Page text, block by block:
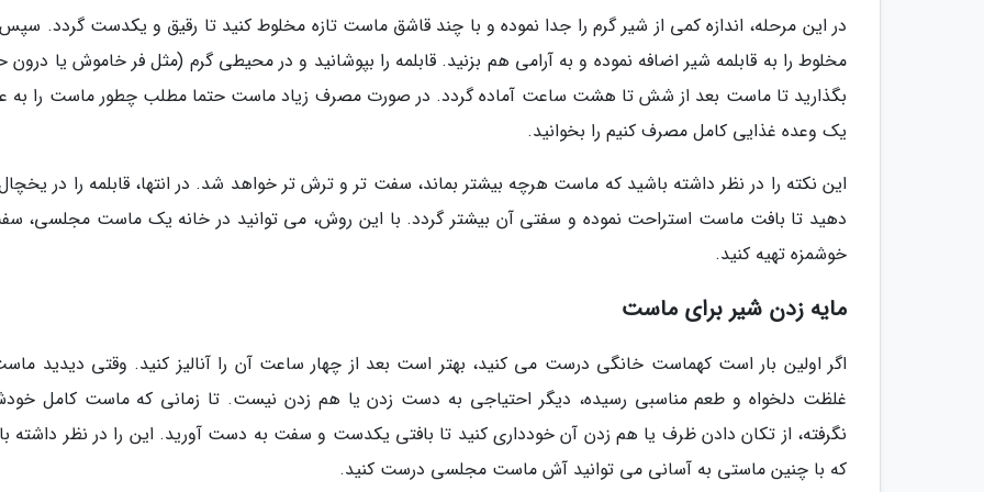
در این مرحله، اندازه کمی از شیر گرم را جدا نموده و با چند قاشق ماست تازه مخلوط کنید تا رقیق و یکدست گردد.
مخلوط را به قابلمه شیر اضافه نموده و به آرامی هم بزنید. قابلمه را بپوشانید و در محیطی گرم (مثل فر خاموش یا درون
بگذارید تا ماست بعد از شش تا هشت ساعت آماده گردد. در صورت مصرف زیاد ماست حتما مطلب چطور ماست را به
یک وعده غذایی کامل مصرف کنیم را بخوانید.
این نکته را در نظر داشته باشید که ماست هرچه بیشتر بماند، سفت تر و ترش تر خواهد شد. در انتها، قابلمه را در یخچال
دهید تا بافت ماست استراحت نموده و سفتی آن بیشتر گردد. با این روش، می توانید در خانه یک ماست مجلسی،
خوشمزه تهیه کنید.
مایه زدن شیر برای ماست
اگر اولین بار است کهماست خانگی درست می کنید، بهتر است بعد از چهار ساعت آن را آنالیز کنید. وقتی دیدید
غلظت دلخواه و طعم مناسبی رسیده، دیگر احتیاجی به دست زدن یا هم زدن نیست. تا زمانی که ماست کامل
نگرفته، از تکان دادن ظرف یا هم زدن آن خودداری کنید تا بافتی یکدست و سفت به دست آورید. این را در نظر داشته
که با چنین ماستی به آسانی می توانید آش ماست مجلسی درست کنید.